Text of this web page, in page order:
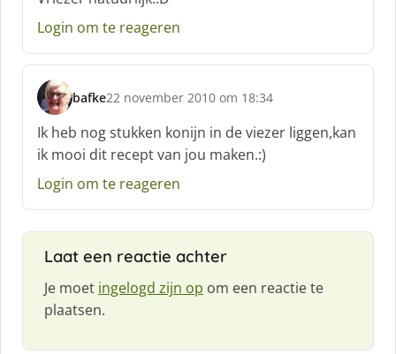
h
r
e
f
:
Login om te reageren
bafke
s
c
h
r
e
:
22 november 2010 om 18:34
Ik heb nog stukken konijn in de viezer liggen,kan
ik mooi dit recept van jou maken.:)
Login om te reageren
Laat een reactie achter
Je moet ingelogd zijn op om een reactie te
plaatsen.